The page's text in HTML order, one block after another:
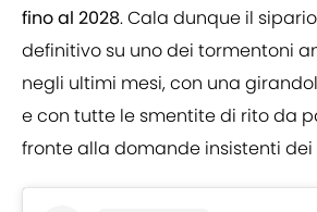
fino al 2028. Cala dunque il
definitivo su uno dei tormentoni
negli ultimi mesi, con una
e con tutte le smentite di rito da
fronte alla domande insistenti